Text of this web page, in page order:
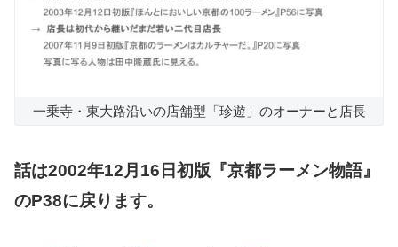
一乗寺・東大路沿いの店舗型「珍遊」のオーナーと店長
話は2002年12月16日初版『京都ラーメン物語』
のP38に戻ります。